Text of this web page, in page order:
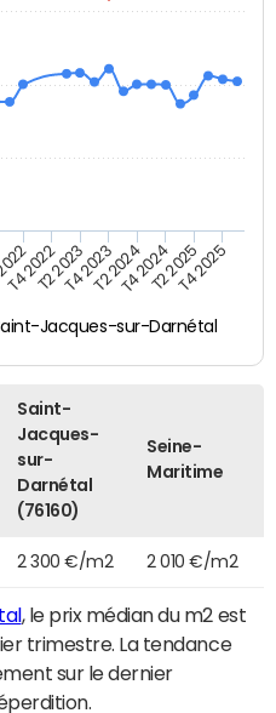
Jacques-sur-Darnétal
T4 2022T2 2023T4 2023T2 2024T4 2024T2 2025T4 2025
Saint-
Jacques-
sur-
Darnétal
(76160)
Seine-
Maritime
2 300 €/m2 2 010 €/m2
, le prix médian du m2 est
trimestre. La tendance
sur le dernier